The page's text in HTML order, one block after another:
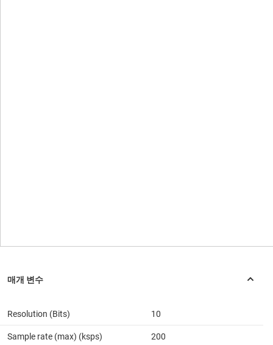
Resolution (Bits) 10
Sample rate (max) (ksps) 200